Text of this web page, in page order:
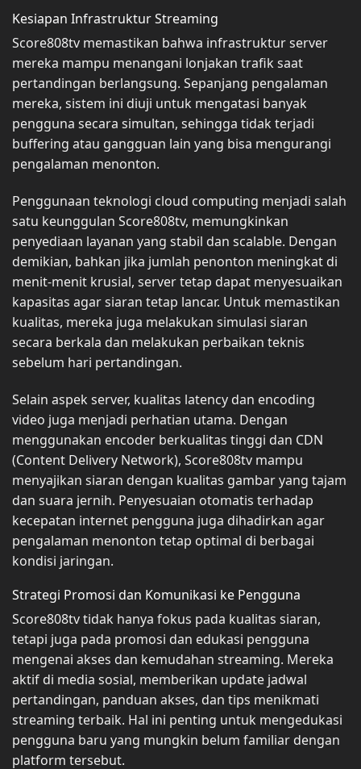
Kesiapan Infrastruktur Streaming
Score808tv memastikan bahwa infrastruktur server
mereka mampu menangani lonjakan trafik saat
pertandingan berlangsung. Sepanjang pengalaman
mereka, sistem ini diuji untuk mengatasi banyak
pengguna secara simultan, sehingga tidak terjadi
buffering atau gangguan lain yang bisa mengurangi
pengalaman menonton.
Penggunaan teknologi cloud computing menjadi salah
satu keunggulan Score808tv, memungkinkan
penyediaan layanan yang stabil dan scalable. Dengan
demikian, bahkan jika jumlah penonton meningkat di
menit-menit krusial, server tetap dapat menyesuaikan
kapasitas agar siaran tetap lancar. Untuk memastikan
kualitas, mereka juga melakukan simulasi siaran
secara berkala dan melakukan perbaikan teknis
sebelum hari pertandingan.
Selain aspek server, kualitas latency dan encoding
video juga menjadi perhatian utama. Dengan
menggunakan encoder berkualitas tinggi dan CDN
(Content Delivery Network), Score808tv mampu
menyajikan siaran dengan kualitas gambar yang tajam
dan suara jernih. Penyesuaian otomatis terhadap
kecepatan internet pengguna juga dihadirkan agar
pengalaman menonton tetap optimal di berbagai
kondisi jaringan.
Strategi Promosi dan Komunikasi ke Pengguna
Score808tv tidak hanya fokus pada kualitas siaran,
tetapi juga pada promosi dan edukasi pengguna
mengenai akses dan kemudahan streaming. Mereka
aktif di media sosial, memberikan update jadwal
pertandingan, panduan akses, dan tips menikmati
streaming terbaik. Hal ini penting untuk mengedukasi
pengguna baru yang mungkin belum familiar dengan
platform tersebut.